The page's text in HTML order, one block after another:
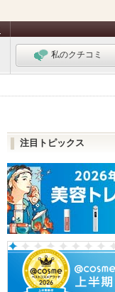
私のクチコミ
注目トピックス